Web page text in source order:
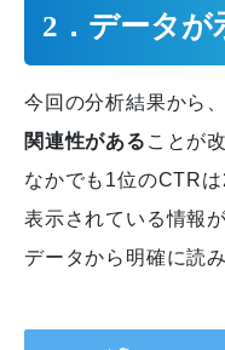
2．データが
今回の分析結果から、
関連性がある ことが
なかでも1位のCTR
表示されている情報
データから明確に読